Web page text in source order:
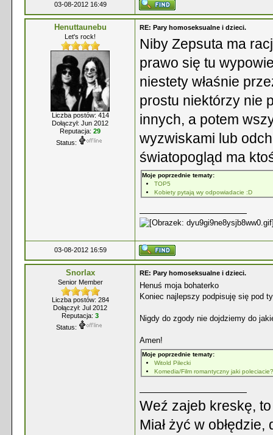
03-08-2012 16:49
Henuttaunebu
Let's rock!
Liczba postów: 414
Dołączył: Jun 2012
Reputacja: 29
Status:
RE: Pary homoseksualne i dzieci.
Niby Zepsuta ma
prawo się tu
niestety właśnie
prostu niektórzy nie
innych, a potem
wyzwiskami lub
światopogląd ma
Moje poprzednie tematy:
TOP5
Kobiety pytają wy odpowiadacie :D
03-08-2012 16:59
Snorlax
Senior Member
Liczba postów: 284
Dołączył: Jul 2012
Reputacja: 3
Status:
RE: Pary homoseksualne i dzieci.
Henuś moja bohaterko
Koniec najlepszy podpisuję się pod
Nigdy do zgody nie dojdziemy do
Amen!
Moje poprzednie tematy:
Witold Pilecki
Komedia/Film romantyczny jaki poleciacie?
Weź zajeb kreskę,
Miał żyć w